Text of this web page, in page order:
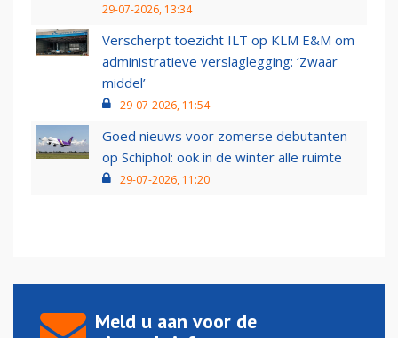
29-07-2026, 13:34
Verscherpt toezicht ILT op KLM E&M om
administratieve verslaglegging: ‘Zwaar
middel’
29-07-2026, 11:54
Goed nieuws voor zomerse debutanten
op Schiphol: ook in de winter alle ruimte
29-07-2026, 11:20
Meld u aan voor de